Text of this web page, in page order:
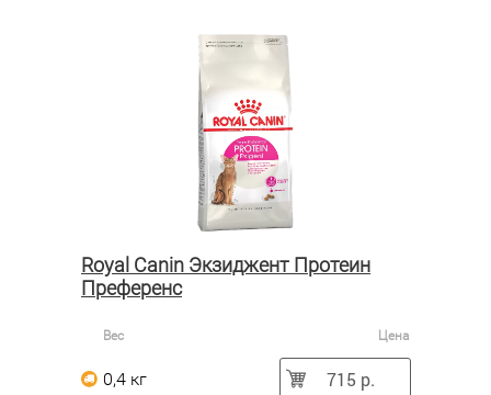
Royal Canin Экзиджент Протеин
Преференс
Вес Цена
0,4 кг 715 р.